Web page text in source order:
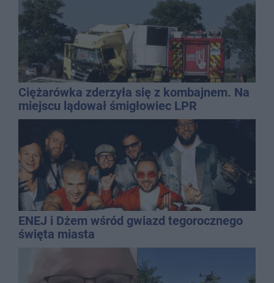
Ciężarówka zderzyła się z kombajnem. Na
miejscu lądował śmigłowiec LPR
ENEJ i Dżem wśród gwiazd tegorocznego
święta miasta